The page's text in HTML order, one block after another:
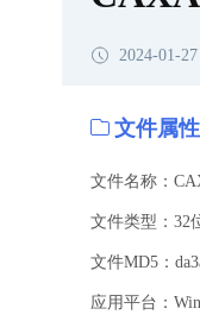
2024-01-27
文件属性
文件名称：
文件类型：32
应用平台：